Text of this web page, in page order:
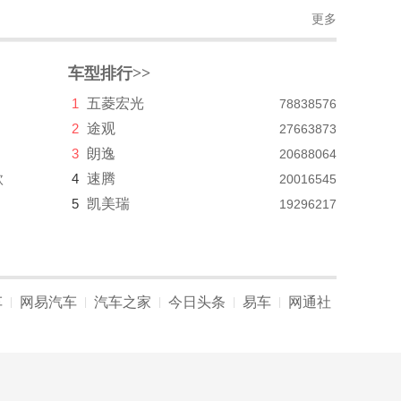
更多
车型排行>>
1 五菱宏光 78838576
2 途观 27663873
3 朗逸 20688064
4 速腾 20016545
5 凯美瑞 19296217
网易汽车 汽车之家 今日头条 易车 网通社